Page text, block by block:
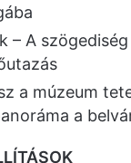
– A
a múzeum
a